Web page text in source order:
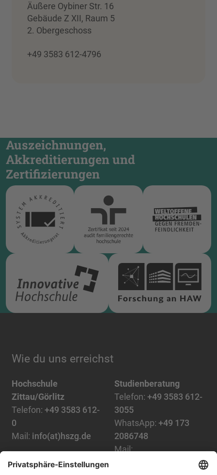
Äußere Oybiner Str. 16
Gebäude Z XII, Raum 5
2. Obergeschoss
+49 3583 612-4796
Auszeichnungen,
Akkreditierungen und
Zertifizierungen
Wie du uns erreichst
Hochschule
Zittau/Görlitz
Telefon: +49 3583 612-
0
Mail: info(at)hszg.de
Studienberatung
Telefon: +49 3583 612-
3055
WhatsApp: +49 173
2086748
Mail: